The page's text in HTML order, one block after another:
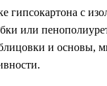
гипсокартона с
или
и основы,